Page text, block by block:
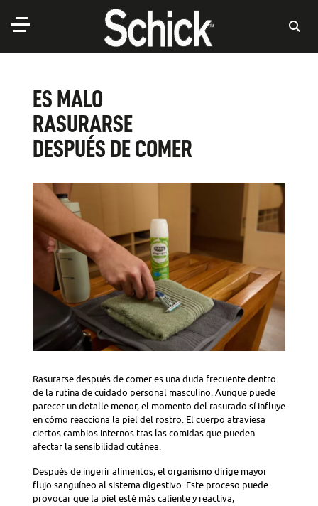
ES MALO
RASURARSE
DESPUÉS DE COMER
Rasurarse después de comer es una duda frecuente dentro
de la rutina de cuidado personal masculino. Aunque puede
parecer un detalle menor, el momento del rasurado sí influye
en cómo reacciona la piel del rostro. El cuerpo atraviesa
ciertos cambios internos tras las comidas que pueden
afectar la sensibilidad cutánea.
Después de ingerir alimentos, el organismo dirige mayor
flujo sanguíneo al sistema digestivo. Este proceso puede
provocar que la piel esté más caliente y reactiva,